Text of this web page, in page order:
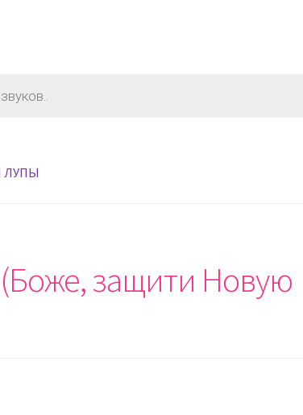
ЛУПЫ
защити Новую